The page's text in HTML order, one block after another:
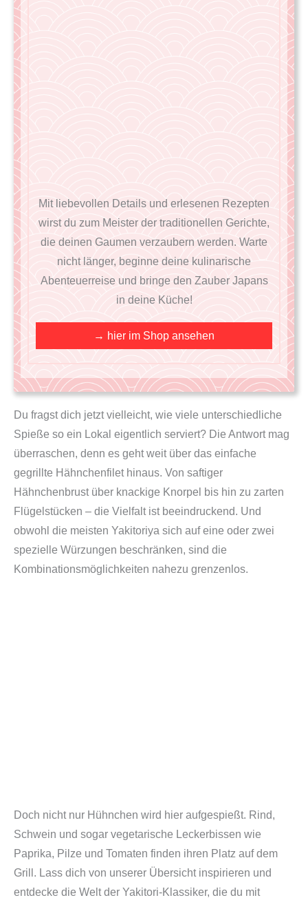
Mit liebevollen Details und erlesenen Rezepten
wirst du zum Meister der traditionellen Gerichte,
die deinen Gaumen verzaubern werden. Warte
nicht länger, beginne deine kulinarische
Abenteuerreise und bringe den Zauber Japans
in deine Küche!
→ hier im Shop ansehen
Du fragst dich jetzt vielleicht, wie viele unterschiedliche
Spieße so ein Lokal eigentlich serviert? Die Antwort mag
überraschen, denn es geht weit über das einfache
gegrillte Hähnchenfilet hinaus. Von saftiger
Hähnchenbrust über knackige Knorpel bis hin zu zarten
Flügelstücken – die Vielfalt ist beeindruckend. Und
obwohl die meisten Yakitoriya sich auf eine oder zwei
spezielle Würzungen beschränken, sind die
Kombinationsmöglichkeiten nahezu grenzenlos.
Doch nicht nur Hühnchen wird hier aufgespießt. Rind,
Schwein und sogar vegetarische Leckerbissen wie
Paprika, Pilze und Tomaten finden ihren Platz auf dem
Grill. Lass dich von unserer Übersicht inspirieren und
entdecke die Welt der Yakitori-Klassiker, die du mit